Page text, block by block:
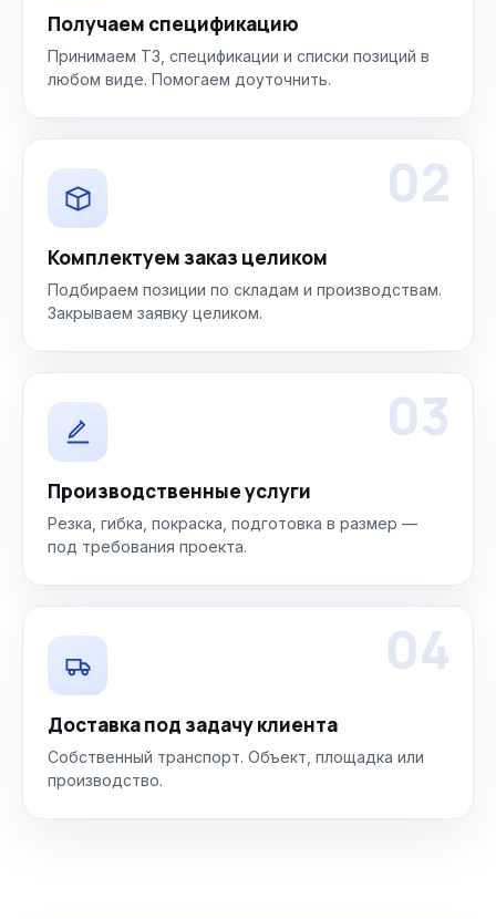
Получаем спецификацию
Принимаем ТЗ, спецификации и списки позиций в
любом виде. Помогаем доуточнить.
02
Комплектуем заказ целиком
Подбираем позиции по складам и производствам.
Закрываем заявку целиком.
03
Производственные услуги
Резка, гибка, покраска, подготовка в размер —
под требования проекта.
04
Доставка под задачу клиента
Собственный транспорт. Объект, площадка или
производство.